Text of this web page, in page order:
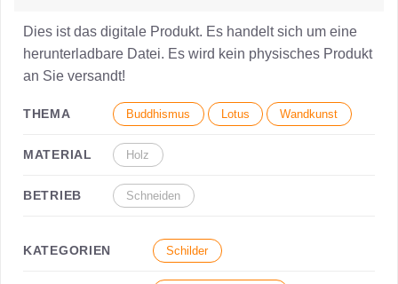
Dies ist das digitale Produkt. Es handelt sich um eine
herunterladbare Datei. Es wird kein physisches Produkt
an Sie versandt!
THEMA Buddhismus Lotus Wandkunst
MATERIAL Holz
BETRIEB Schneiden
KATEGORIEN Schilder